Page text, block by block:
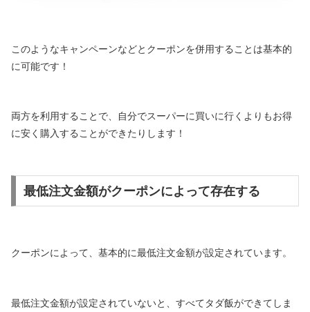
このようなキャンペーンなどとクーポンを併用することは基本的
に可能です！
両方を利用することで、自分でスーパーに買いに行くよりもお得
に安く購入することができたりします！
最低注文金額がクーポンによって存在する
クーポンによって、基本的に最低注文金額が設定されています。
最低注文金額が設定されていないと、すべてタダ飯ができてしま